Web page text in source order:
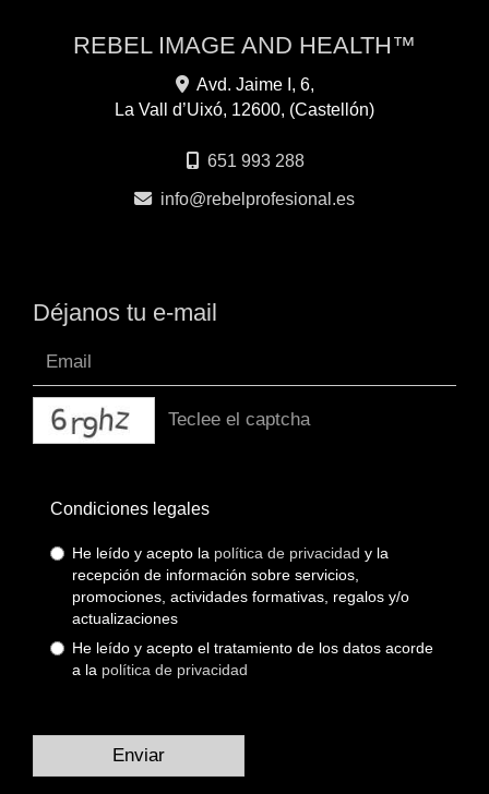
REBEL IMAGE AND HEALTH™
Avd. Jaime I, 6,
La Vall d’Uixó, 12600, (Castellón)
651 993 288
info
rebelprofesional.es
Déjanos tu e-mail
captcha
Condiciones legales
He leído y acepto la política de privacidad y la
recepción de información sobre servicios,
promociones, actividades formativas, regalos y/o
actualizaciones
He leído y acepto el tratamiento de los datos acorde
a la política de privacidad
Enviar